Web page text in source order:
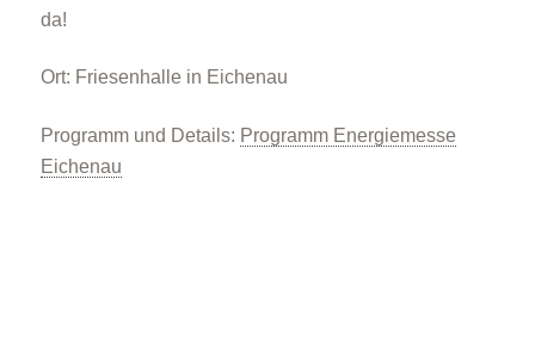
da!
Ort: Friesenhalle in Eichenau
Programm und Details: Programm Energiemesse
Eichenau